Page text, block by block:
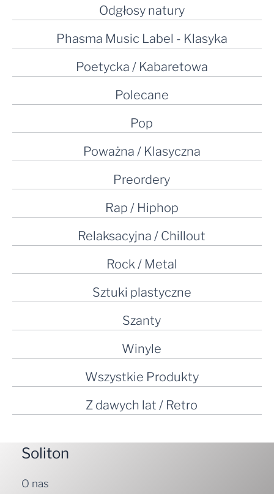
Odgłosy natury
Phasma Music Label - Klasyka
Poetycka / Kabaretowa
Polecane
Pop
Poważna / Klasyczna
Preordery
Rap / Hiphop
Relaksacyjna / Chillout
Rock / Metal
Sztuki plastyczne
Szanty
Winyle
Wszystkie Produkty
Z dawych lat / Retro
Soliton
O nas